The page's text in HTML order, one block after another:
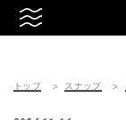
トップ スナップ